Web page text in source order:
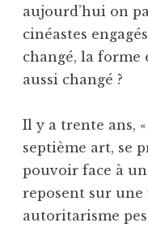
aujourd’hui on
cinéastes
changé, la forme
aussi changé ?
Il y a trente ans,
septième art, se
pouvoir face à
reposent sur une
autoritarisme